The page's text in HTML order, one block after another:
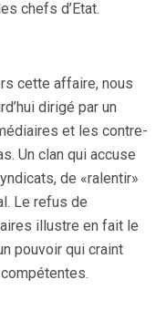
chefs d’Etat.
cette affaire, nous
dirigé par un
et les contre-
Un clan qui accuse
de «ralentir»
Le refus de
illustre en fait le
pouvoir qui craint